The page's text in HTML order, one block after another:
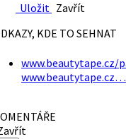
Uložit Zavřít
KDE TO SEHNAT
www.beautytape.cz/
www.beautytape.cz…